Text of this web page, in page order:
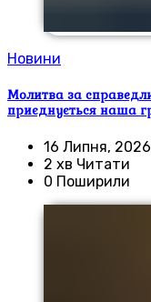
Новини
Молитва за
приєднується наша
16 Липня, 2026
2 хв Читати
0 Поширили